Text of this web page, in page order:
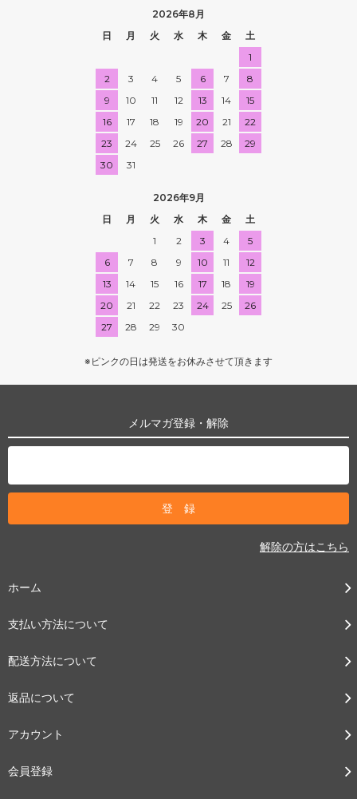
2026年8月
日
月 火 水 木 金
土
1
2
3 4 5 6 7
8
9
10 11 12 13 14
15
16
17 18 19 20 21
22
23
24 25 26 27 28
29
30
31
2026年9月
日
月 火 水 木 金
土
1
2 3 4
5
6
7 8 9 10 11
12
13
14 15 16 17 18
19
20
21 22 23 24 25
26
27
28 29 30
※ピンクの日は発送をお休みさせて頂きます
メルマガ登録・解除
解除の方はこちら
ホーム
支払い方法について
配送方法について
返品について
アカウント
会員登録